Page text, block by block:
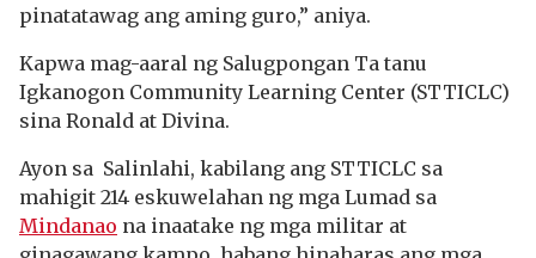
pinatatawag ang aming guro,” aniya.
Kapwa mag-aaral ng Salugpongan Ta tanu
Igkanogon Community Learning Center (STTICLC)
sina Ronald at Divina.
Ayon sa Salinlahi, kabilang ang STTICLC sa
mahigit 214 eskuwelahan ng mga Lumad sa
Mindanao na inaatake ng mga militar at